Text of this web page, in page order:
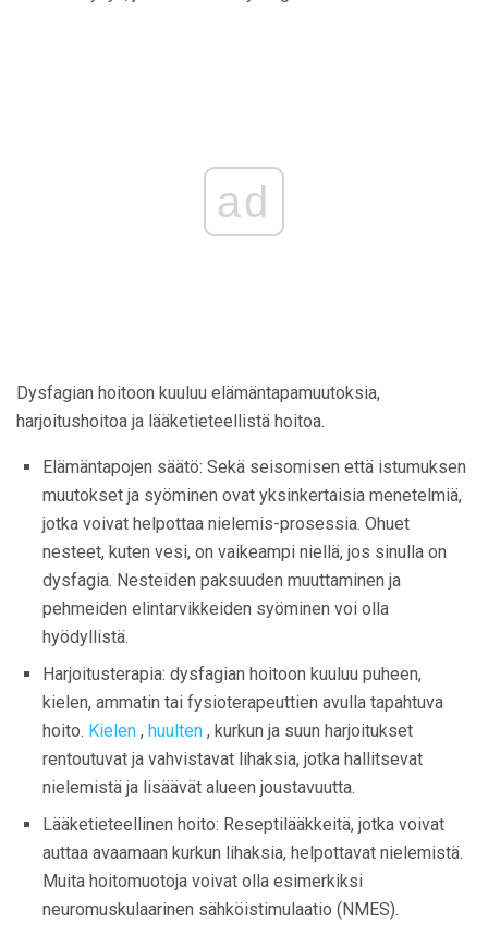
ad
Dysfagian hoitoon kuuluu elämäntapamuutoksia,
harjoitushoitoa ja lääketieteellistä hoitoa.
Elämäntapojen säätö: Sekä seisomisen että istumuksen
muutokset ja syöminen ovat yksinkertaisia ​​menetelmiä,
jotka voivat helpottaa nielemis-prosessia. Ohuet
nesteet, kuten vesi, on vaikeampi niellä, jos sinulla on
dysfagia. Nesteiden paksuuden muuttaminen ja
pehmeiden elintarvikkeiden syöminen voi olla
hyödyllistä.
Harjoitusterapia: dysfagian hoitoon kuuluu puheen,
kielen, ammatin tai fysioterapeuttien avulla tapahtuva
hoito. Kielen , huulten , kurkun ja suun harjoitukset
rentoutuvat ja vahvistavat lihaksia, jotka hallitsevat
nielemistä ja lisäävät alueen joustavuutta.
Lääketieteellinen hoito: Reseptilääkkeitä, jotka voivat
auttaa avaamaan kurkun lihaksia, helpottavat nielemistä.
Muita hoitomuotoja voivat olla esimerkiksi
neuromuskulaarinen sähköistimulaatio (NMES).